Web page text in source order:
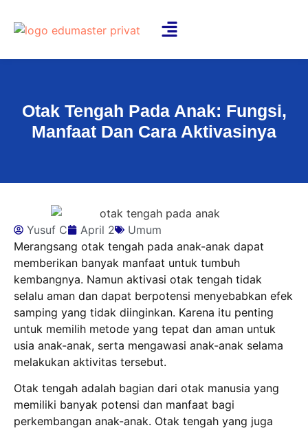
Otak Tengah Pada Anak: Fungsi,
Manfaat Dan Cara Aktivasinya
Yusuf C April 2
Umum
Merangsang otak tengah pada anak-anak dapat
memberikan banyak manfaat untuk tumbuh
kembangnya. Namun aktivasi otak tengah tidak
selalu aman dan dapat berpotensi menyebabkan efek
samping yang tidak diinginkan. Karena itu penting
untuk memilih metode yang tepat dan aman untuk
usia anak-anak, serta mengawasi anak-anak selama
melakukan aktivitas tersebut.
Otak tengah adalah bagian dari otak manusia yang
memiliki banyak potensi dan manfaat bagi
perkembangan anak-anak. Otak tengah yang juga